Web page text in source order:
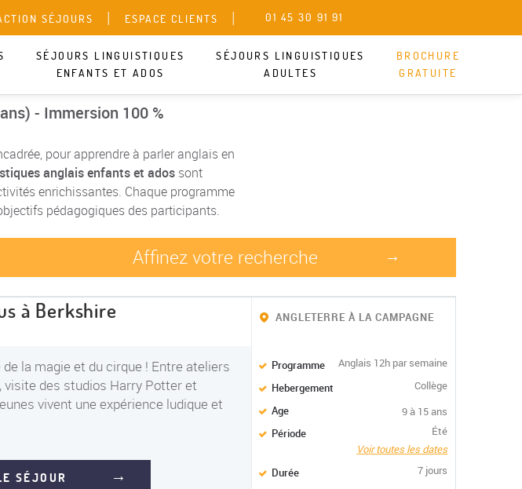
SÉJOURS ESPACE CLIENTS 01 45 30 91 91
SÉJOURS LINGUISTIQUES
ENFANTS ET ADOS
SÉJOURS LINGUISTIQUES
ADULTES
BROCHURE
GRATUITE
- Immersion 100 %
pour apprendre à parler anglais en
anglais enfants et adossont
enrichissantes. Chaque programme
pédagogiques des participants.
Affinez votre recherche →
à Berkshire
la magie et du cirque ! Entre ateliers
des studios Harry Potter et
vivent une expérience ludique et
SÉJOUR
ANGLETERRE À LA CAMPAGNE
Programme
Anglais 12h par semaine
Hebergement
Collège
Age
9 à 15 ans
Période
Été
Voir toutes les dates
Durée
7 jours